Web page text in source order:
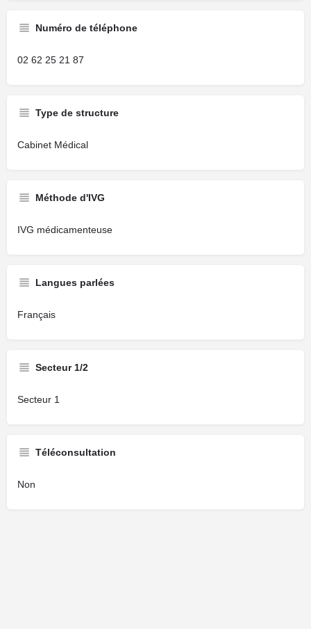
Numéro de téléphone
02 62 25 21 87
Type de structure
Cabinet Médical
Méthode d'IVG
IVG médicamenteuse
Langues parlées
Français
Secteur 1/2
Secteur 1
Téléconsultation
Non